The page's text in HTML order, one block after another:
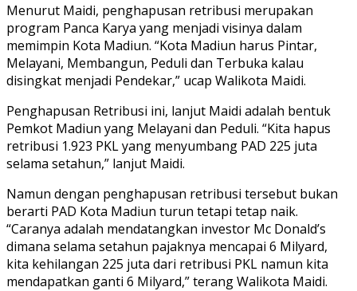
Menurut Maidi, penghapusan retribusi merupakan
program Panca Karya yang menjadi visinya dalam
memimpin Kota Madiun. “Kota Madiun harus Pintar,
Melayani, Membangun, Peduli dan Terbuka kalau
disingkat menjadi Pendekar,” ucap Walikota Maidi.
Penghapusan Retribusi ini, lanjut Maidi adalah bentuk
Pemkot Madiun yang Melayani dan Peduli. “Kita hapus
retribusi 1.923 PKL yang menyumbang PAD 225 juta
selama setahun,” lanjut Maidi.
Namun dengan penghapusan retribusi tersebut bukan
berarti PAD Kota Madiun turun tetapi tetap naik.
“Caranya adalah mendatangkan investor Mc Donald’s
dimana selama setahun pajaknya mencapai 6 Milyard,
kita kehilangan 225 juta dari retribusi PKL namun kita
mendapatkan ganti 6 Milyard,” terang Walikota Maidi.